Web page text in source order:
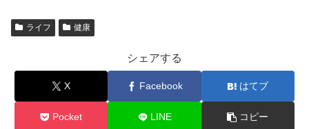
ライフ 健康
シェアする
X Facebook はてブ
Pocket LINE コピー